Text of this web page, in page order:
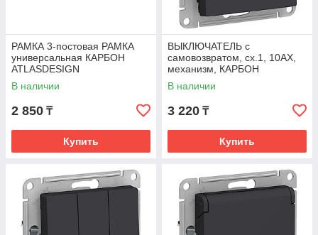
РАМКА 3-постовая РАМКА
универсальная КАРБОН
ATLASDESIGN
В наличии
2 850 ₸
Купить
ВЫКЛЮЧАТЕЛЬ с
самовозвратом, сх.1, 10АХ,
механизм, КАРБОН
ATLASDESIGN
В наличии
3 220 ₸
Купить